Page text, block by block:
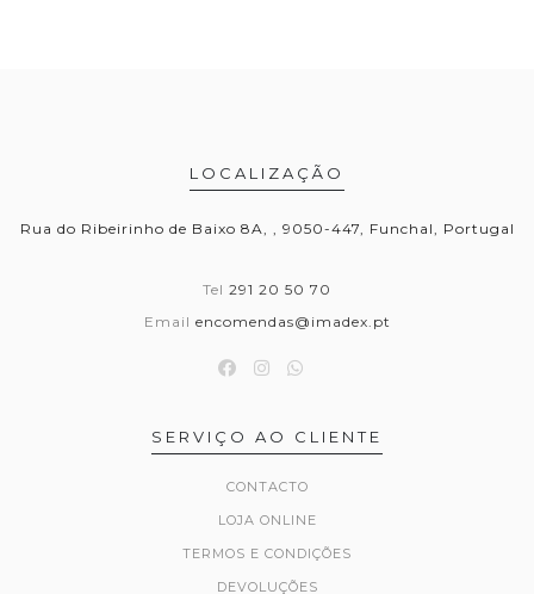
LOCALIZAÇÃO
Rua do Ribeirinho de Baixo 8A, , 9050-447, Funchal, Portugal
Tel 291 20 50 70
Email encomendas@imadex.pt
SERVIÇO AO CLIENTE
CONTACTO
LOJA ONLINE
TERMOS E CONDIÇÕES
DEVOLUÇÕES